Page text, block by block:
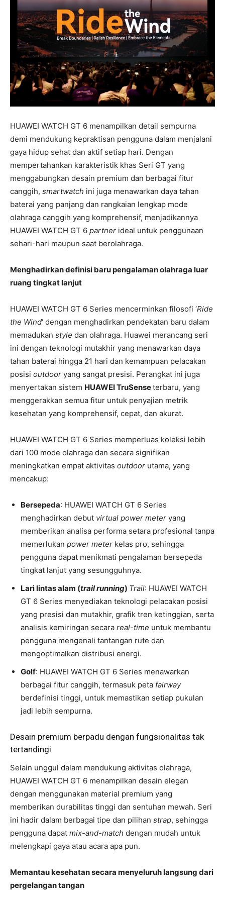
HUAWEI WATCH GT 6 menampilkan detail sempurna
demi mendukung kepraktisan pengguna dalam menjalani
gaya hidup sehat dan aktif setiap hari. Dengan
mempertahankan karakteristik khas Seri GT yang
menggabungkan desain premium dan berbagai fitur
canggih, smartwatch ini juga menawarkan daya tahan
baterai yang panjang dan rangkaian lengkap mode
olahraga canggih yang komprehensif, menjadikannya
HUAWEI WATCH GT 6 partner ideal untuk penggunaan
sehari-hari maupun saat berolahraga.
Menghadirkan definisi baru pengalaman olahraga luar
ruang tingkat lanjut
HUAWEI WATCH GT 6 Series mencerminkan filosofi ‘Ride
the Wind‘ dengan menghadirkan pendekatan baru dalam
memadukan style dan olahraga. Huawei merancang seri
ini dengan teknologi mutakhir yang menawarkan daya
tahan baterai hingga 21 hari dan kemampuan pelacakan
posisi outdoor yang sangat presisi. Perangkat ini juga
menyertakan sistem HUAWEI TruSenseterbaru, yang
menggerakkan semua fitur untuk penyajian metrik
kesehatan yang komprehensif, cepat, dan akurat.
HUAWEI WATCH GT 6 Series memperluas koleksi lebih
dari 100 mode olahraga dan secara signifikan
meningkatkan empat aktivitas outdoor utama, yang
mencakup:
Bersepeda: HUAWEI WATCH GT 6 Series
menghadirkan debut virtual power meter yang
memberikan analisa performa setara profesional tanpa
memerlukan power meter kelas pro, sehingga
pengguna dapat menikmati pengalaman bersepeda
tingkat lanjut yang sesungguhnya.
Lari lintas alam (trail running) Trail: HUAWEI WATCH
GT 6 Series menyediakan teknologi pelacakan posisi
yang presisi dan mutakhir, grafik tren ketinggian, serta
analisis kemiringan secara real-time untuk membantu
pengguna mengenali tantangan rute dan
mengoptimalkan distribusi energi.
Golf: HUAWEI WATCH GT 6 Series menawarkan
berbagai fitur canggih, termasuk peta fairway
berdefinisi tinggi, untuk memastikan setiap pukulan
jadi lebih sempurna.
Desain premium berpadu dengan fungsionalitas tak
tertandingi
Selain unggul dalam mendukung aktivitas olahraga,
HUAWEI WATCH GT 6 menampilkan desain elegan
dengan menggunakan material premium yang
memberikan durabilitas tinggi dan sentuhan mewah. Seri
ini hadir dalam berbagai tipe dan pilihan strap, sehingga
pengguna dapat mix-and-match dengan mudah untuk
melengkapi gaya atau acara apa pun.
Memantau kesehatan secara menyeluruh langsung dari
pergelangan tangan